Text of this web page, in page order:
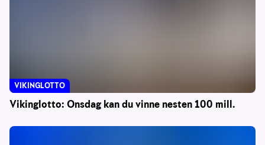
Vikinglotto: Onsdag kan du vinne nesten 100 mill.
VIKINGLOTTO